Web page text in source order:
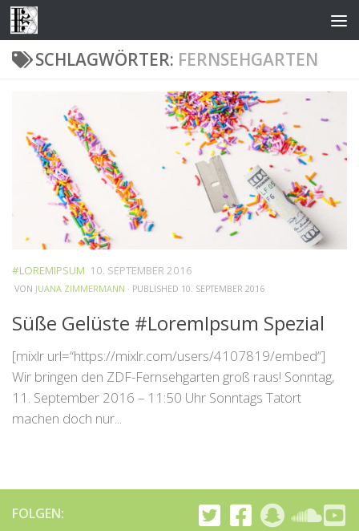
Zum Inhalt springen
SCHLAGWÖRTER: FERNSEHGARTEN
#LOREMIPSUM 10. SEPTEMBER 2016
VON JUANA ZIMMERMANN · PUBLISHED 10. SEPTEMBER 2016
Süße Gelüste #LoremIpsum Spezial
[mixlr url=“https://mixlr.com/users/4107819/embed“]
Wir bringen den ZDF-Fernsehgarten groß raus! Sonntag,
11. September 2016 – 11:50 Uhr Sonntags Tatort
machen doch nur...
FOLGEN: